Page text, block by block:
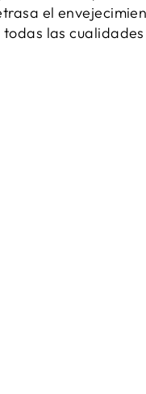
el
las